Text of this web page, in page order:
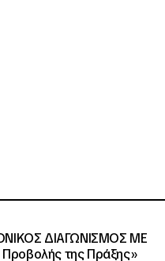
ΔΙΑΓΩΝΙΣΜΟΣ ΜΕ
της Πράξης»